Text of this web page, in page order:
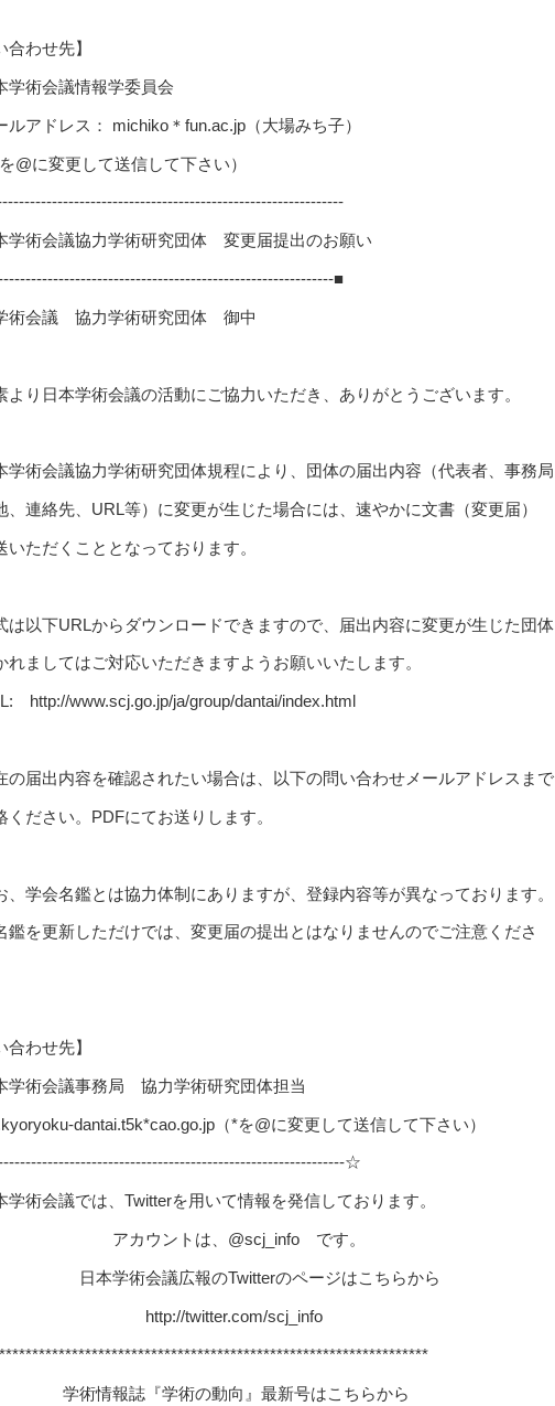
合わせ先】
術会議情報学委員会
アドレス： michiko＊fun.ac.jp（大場みち子）
@に変更して送信して下さい）
術会議協力学術研究団体 変更届提出のお願い
■
術会議 協力学術研究団体 御中
り日本学術会議の活動にご協力いただき、ありがとうございます。
術会議協力学術研究団体規程により、団体の届出内容（代表者、事務局
、連絡先、URL等）に変更が生じた場合には、速やかに文書（変更届）
いただくこととなっております。
以下URLからダウンロードできますので、届出内容に変更が生じた団体
れましてはご対応いただきますようお願いいたします。
http://www.scj.go.jp/ja/group/dantai/index.html
届出内容を確認されたい場合は、以下の問い合わせメールアドレスまで
ください。PDFにてお送りします。
学会名鑑とは協力体制にありますが、登録内容等が異なっております。
鑑を更新しただけでは、変更届の提出とはなりませんのでご注意くださ
合わせ先】
術会議事務局 協力学術研究団体担当
dantai.t5k*cao.go.jp（*を@に変更して送信して下さい）
☆
術会議では、Twitterを用いて情報を発信しております。
ウントは、@scj_info です。
学術会議広報のTwitterのページはこちらから
twitter.com/scj_info
情報誌『学術の動向』最新号はこちらから